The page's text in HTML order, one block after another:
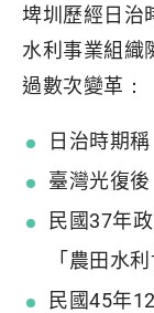
埤圳歷經日治
水利事業組織
過數次變革：
日治時期
臺灣光復
民國37年
「農田水
民國45年